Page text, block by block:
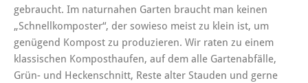
gebraucht. Im naturnahen Garten braucht man keinen
„Schnellkomposter“, der sowieso meist zu klein ist, um
genügend Kompost zu produzieren. Wir raten zu einem
klassischen Komposthaufen, auf dem alle Gartenabfälle,
Grün- und Heckenschnitt, Reste alter Stauden und gerne